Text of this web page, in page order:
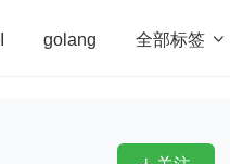
golang 全部标签 
redis